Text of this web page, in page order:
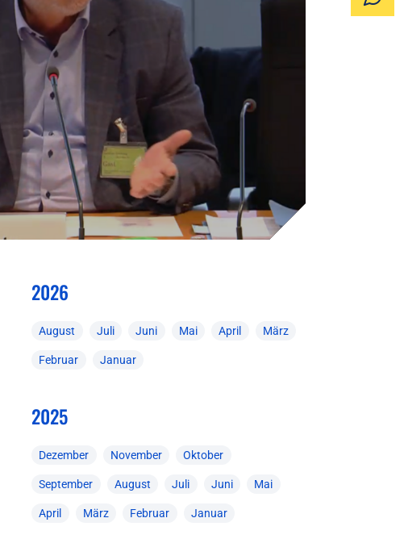
2026
August Juli Juni Mai April März
Februar Januar
2025
Dezember November Oktober
September August Juli Juni Mai
April März Februar Januar